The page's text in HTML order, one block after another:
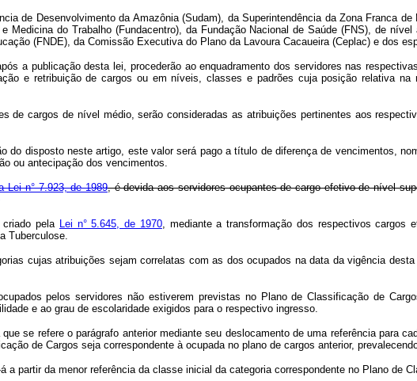
de Desenvolvimento da Amazônia (Sudam), da Superintendência da Zona Franca
Medicina do Trabalho (Fundacentro), da Fundação Nacional de Saúde (FNS), de
(FNDE), da Comissão Executiva do Plano da Lavoura Cacaueira (Ceplac) e dos
a publicação desta lei, procederão ao enquadramento dos servidores nas
e retribuição de cargos ou em níveis, classes e padrões cuja posição relativa na
de cargos de nível médio, serão consideradas as atribuições pertinentes aos
do disposto neste artigo, este valor será pago a título de diferença de vencimentos,
ou antecipação dos vencimentos.
Lei n° 7.923, de 1989, é devida aos servidores ocupantes de cargo efetivo
criado pela Lei n° 5.645, de 1970, mediante a transformação dos respectivos cargos
Tuberculose.
cujas atribuições sejam correlatas com as dos ocupados na data da vigência
pelos servidores não estiverem previstas no Plano de Classificação de
e ao grau de escolaridade exigidos para o respectivo ingresso.
se refere o parágrafo anterior mediante seu deslocamento de uma referência para
de Cargos seja correspondente à ocupada no plano de cargos anterior,
a partir da menor referência da classe inicial da categoria correspondente no Plano de